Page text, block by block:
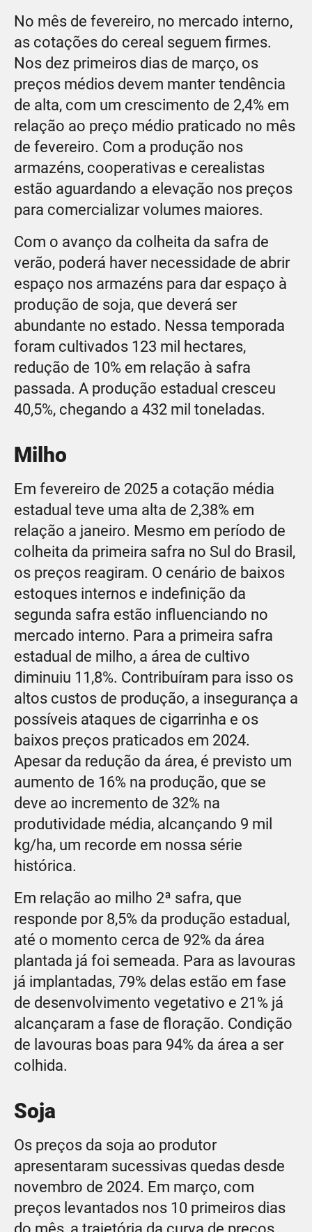
No mês de fevereiro, no mercado interno,
as cotações do cereal seguem firmes.
Nos dez primeiros dias de março, os
preços médios devem manter tendência
de alta, com um crescimento de 2,4% em
relação ao preço médio praticado no mês
de fevereiro. Com a produção nos
armazéns, cooperativas e cerealistas
estão aguardando a elevação nos preços
para comercializar volumes maiores.
Com o avanço da colheita da safra de
verão, poderá haver necessidade de abrir
espaço nos armazéns para dar espaço à
produção de soja, que deverá ser
abundante no estado. Nessa temporada
foram cultivados 123 mil hectares,
redução de 10% em relação à safra
passada. A produção estadual cresceu
40,5%, chegando a 432 mil toneladas.
Milho
Em fevereiro de 2025 a cotação média
estadual teve uma alta de 2,38% em
relação a janeiro. Mesmo em período de
colheita da primeira safra no Sul do Brasil,
os preços reagiram. O cenário de baixos
estoques internos e indefinição da
segunda safra estão influenciando no
mercado interno. Para a primeira safra
estadual de milho, a área de cultivo
diminuiu 11,8%. Contribuíram para isso os
altos custos de produção, a insegurança a
possíveis ataques de cigarrinha e os
baixos preços praticados em 2024.
Apesar da redução da área, é previsto um
aumento de 16% na produção, que se
deve ao incremento de 32% na
produtividade média, alcançando 9 mil
kg/ha, um recorde em nossa série
histórica.
Em relação ao milho 2ª safra, que
responde por 8,5% da produção estadual,
até o momento cerca de 92% da área
plantada já foi semeada. Para as lavouras
já implantadas, 79% delas estão em fase
de desenvolvimento vegetativo e 21% já
alcançaram a fase de floração. Condição
de lavouras boas para 94% da área a ser
colhida.
Soja
Os preços da soja ao produtor
apresentaram sucessivas quedas desde
novembro de 2024. Em março, com
preços levantados nos 10 primeiros dias